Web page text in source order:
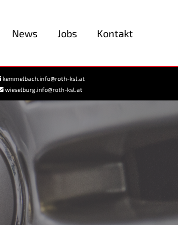
News Jobs Kontakt
kemmelbach.info@roth-ksl.at
wieselburg.info@roth-ksl.at